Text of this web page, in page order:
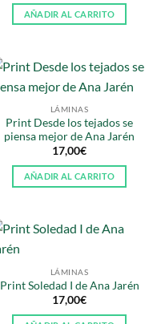
AÑADIR AL CARRITO
LÁMINAS
Print Desde los tejados se
piensa mejor de Ana Jarén
17,00€
AÑADIR AL CARRITO
LÁMINAS
Print Soledad I de Ana Jarén
17,00€